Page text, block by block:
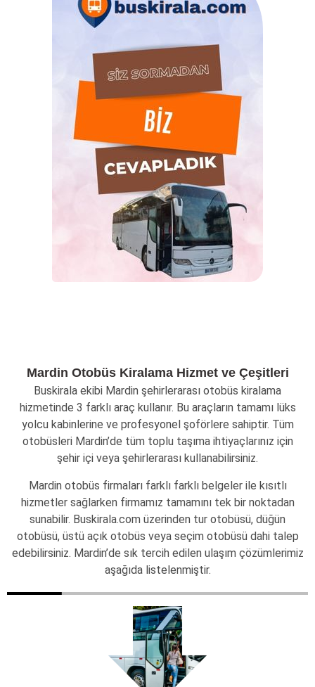
Mardin Otobüs Kiralama Hizmet ve Çeşitleri
Buskirala ekibi Mardin şehirlerarası otobüs kiralama
hizmetinde 3 farklı araç kullanır. Bu araçların tamamı lüks
yolcu kabinlerine ve profesyonel şoförlere sahiptir. Tüm
otobüsleri Mardin’de tüm toplu taşıma ihtiyaçlarınız için
şehir içi veya şehirlerarası kullanabilirsiniz.
Mardin otobüs firmaları farklı farklı belgeler ile kısıtlı
hizmetler sağlarken firmamız tamamını tek bir noktadan
sunabilir. Buskirala.com üzerinden tur otobüsü, düğün
otobüsü, üstü açık otobüs veya seçim otobüsü dahi talep
edebilirsiniz. Mardin’de sık tercih edilen ulaşım çözümlerimiz
aşağıda listelenmiştir.